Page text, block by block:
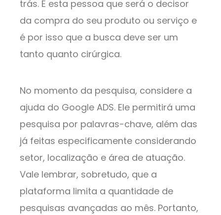
trás. É esta pessoa que será o decisor
da compra do seu produto ou serviço e
é por isso que a busca deve ser um
tanto quanto cirúrgica.
No momento da pesquisa, considere a
ajuda do Google ADS. Ele permitirá uma
pesquisa por palavras-chave, além das
já feitas especificamente considerando
setor, localização e área de atuação.
Vale lembrar, sobretudo, que a
plataforma limita a quantidade de
pesquisas avançadas ao mês. Portanto,